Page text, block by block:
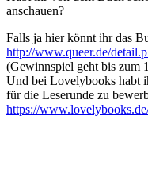
anschauen?
Falls ja hier könnt ihr das
http://www.queer.de/
(Gewinnspiel geht bis zum
Und bei Lovelybooks habt
für die Leserunde zu
https://